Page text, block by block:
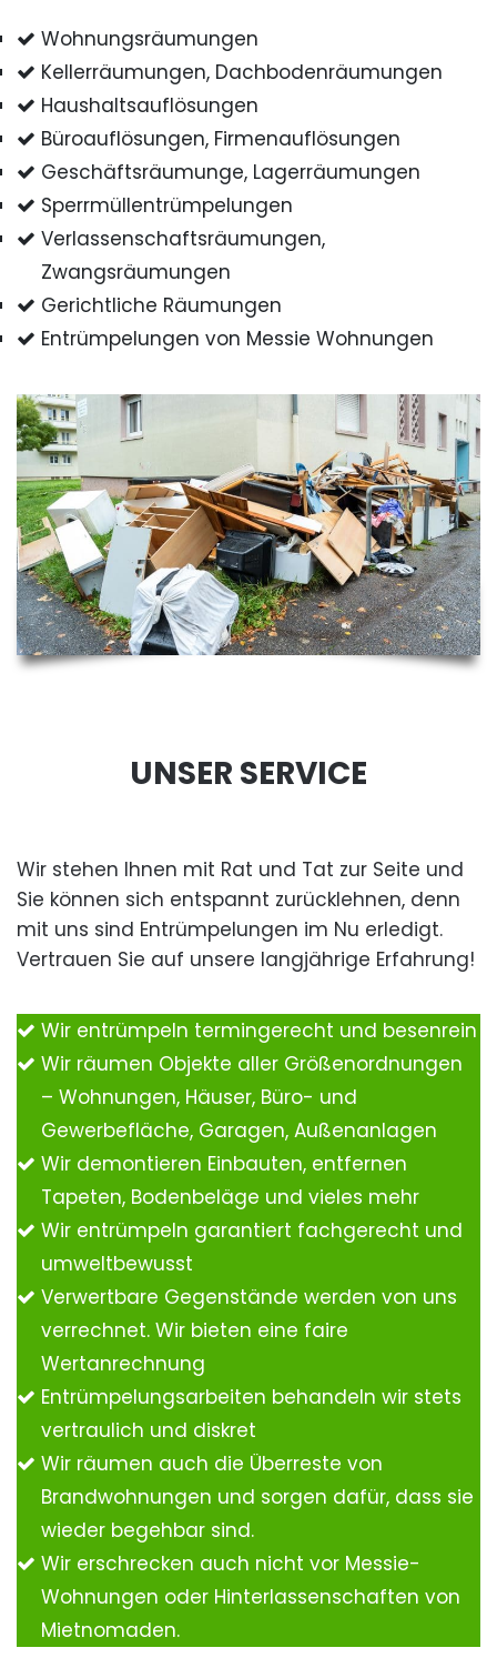
Wohnungsräumungen
Kellerräumungen, Dachbodenräumungen
Haushaltsauflösungen
Büroauflösungen, Firmenauflösungen
Geschäftsräumunge, Lagerräumungen
Sperrmüllentrümpelungen
Verlassenschaftsräumungen,
Zwangsräumungen
Gerichtliche Räumungen
Entrümpelungen von Messie Wohnungen
UNSER SERVICE
Wir stehen Ihnen mit Rat und Tat zur Seite und
Sie können sich entspannt zurücklehnen, denn
mit uns sind Entrümpelungen im Nu erledigt.
Vertrauen Sie auf unsere langjährige Erfahrung!
Wir entrümpeln termingerecht und besenrein
Wir räumen Objekte aller Größenordnungen
– Wohnungen, Häuser, Büro- und
Gewerbefläche, Garagen, Außenanlagen
Wir demontieren Einbauten, entfernen
Tapeten, Bodenbeläge und vieles mehr
Wir entrümpeln garantiert fachgerecht und
umweltbewusst
Verwertbare Gegenstände werden von uns
verrechnet. Wir bieten eine faire
Wertanrechnung
Entrümpelungsarbeiten behandeln wir stets
vertraulich und diskret
Wir räumen auch die Überreste von
Brandwohnungen und sorgen dafür, dass sie
wieder begehbar sind.
Wir erschrecken auch nicht vor Messie-
Wohnungen oder Hinterlassenschaften von
Mietnomaden.